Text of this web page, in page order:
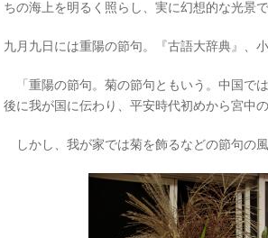
ちの海上を明るく照らし、実に幻想的な光景で
九月九日には重陽の節句。『古語大辞典』、
「重陽の節句。菊の節句ともいう。中国で
後に我が国に伝わり、平安時代初めから宮中
しかし、我が家では菊を飾るなどの節